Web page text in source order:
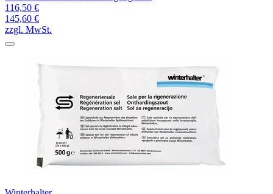
116,50 €
145,60 €
zzgl. MwSt.